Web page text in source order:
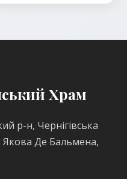
Храм
р-н, Чернігівська
Якова Де Бальмена,